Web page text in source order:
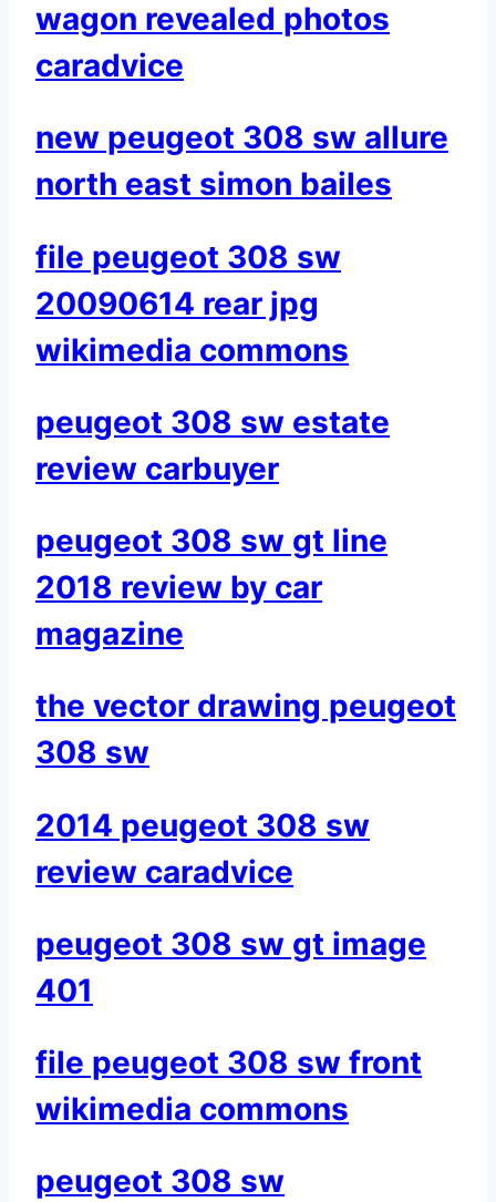
wagon revealed photos
caradvice
new peugeot 308 sw allure
north east simon bailes
file peugeot 308 sw
20090614 rear jpg
wikimedia commons
peugeot 308 sw estate
review carbuyer
peugeot 308 sw gt line
2018 review by car
magazine
the vector drawing peugeot
308 sw
2014 peugeot 308 sw
review caradvice
peugeot 308 sw gt image
401
file peugeot 308 sw front
wikimedia commons
peugeot 308 sw